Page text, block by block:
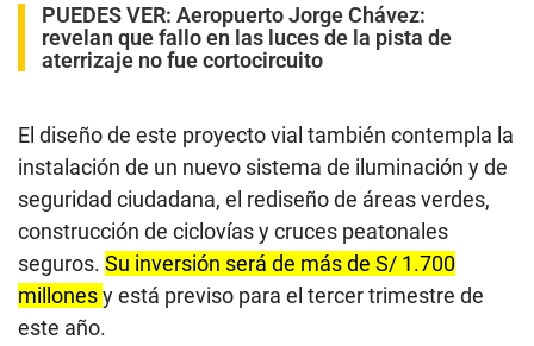
PUEDES VER: Aeropuerto Jorge Chávez:
revelan que fallo en las luces de la pista de
aterrizaje no fue cortocircuito
El diseño de este proyecto vial también contempla la
instalación de un nuevo sistema de iluminación y de
seguridad ciudadana, el rediseño de áreas verdes,
construcción de ciclovías y cruces peatonales
seguros. Su inversión será de más de S/ 1.700
millonesy está previso para el tercer trimestre de
este año.